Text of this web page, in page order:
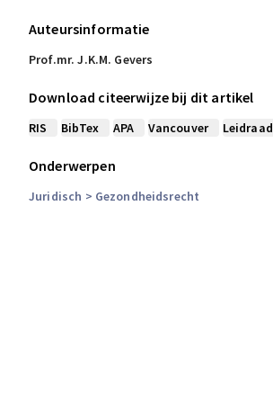
Auteursinformatie
Prof.mr. J.K.M. Gevers
Download citeerwijze bij dit artikel
RIS BibTex APA Vancouver Leidraad
Onderwerpen
Juridisch > Gezondheidsrecht